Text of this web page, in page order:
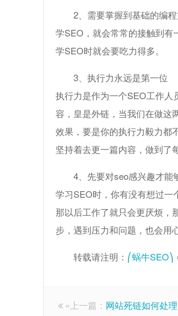
2、需要掌握到基础的编
学SEO，就会常常的接触到有
学SEO时就会要吃力得多。
3、执行力永远是第一位
执行力是作为一个SEO工作
容，皇是外链，当我们在做这
效果，要是你的执行力毅力都
坚持着去更一篇内容，做到了
4、先要对seo感兴趣才能
学习SEO时，你有没有想过一
那以后工作了就只会更厌烦，
步，遇到压力和问题，也会用
转载请注明： ⎛蜗牛SEO⎞
«上一篇： 网站死链如何处理